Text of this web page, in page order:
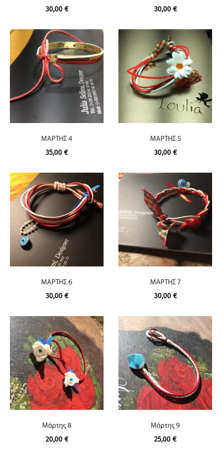
30,00 € 30,00 €
ΜΑΡΤΗΣ 4
35,00 €
ΜΑΡΤΗΣ 5
30,00 €
ΜΑΡΤΗΣ 6
30,00 €
ΜΑΡΤΗΣ 7
30,00 €
Μάρτης 8
20,00 €
Μάρτης 9
25,00 €